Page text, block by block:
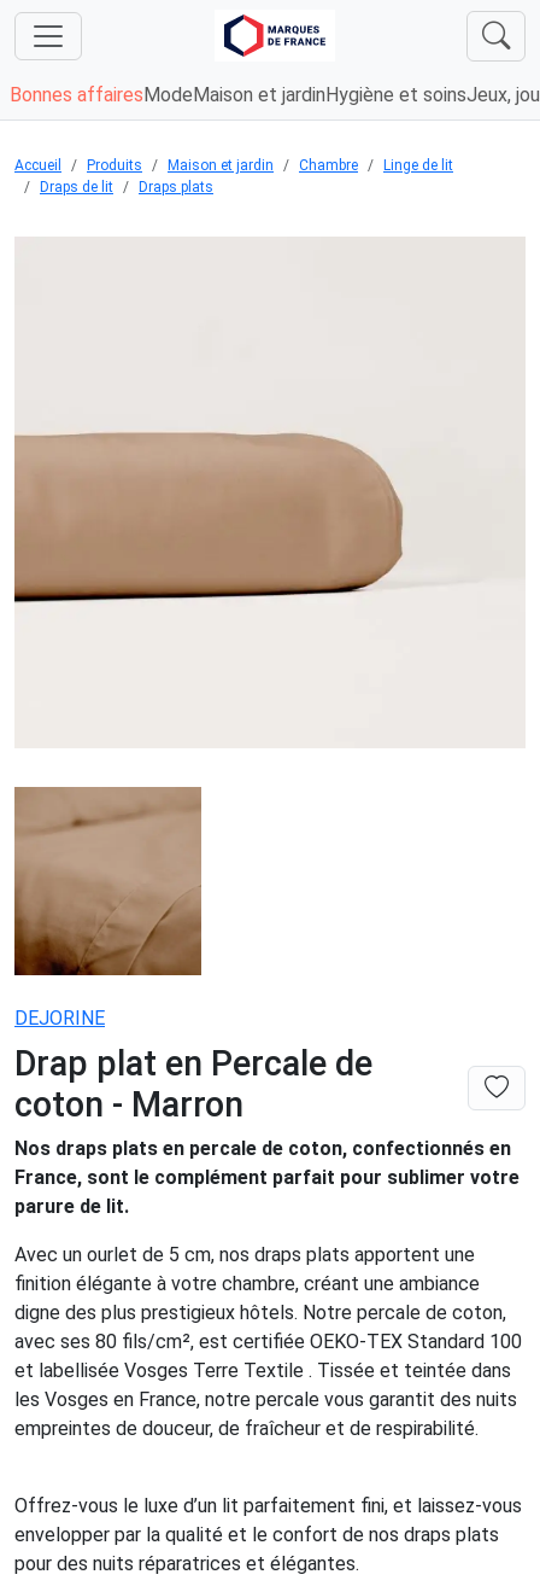
Bonnes affaires Mode Maison et jardin Hygiène et soinsJeux,
Accueil Produits Maison et jardin Chambre
Linge de lit
Draps de lit
Draps plats
DEJORINE
Drap plat en Percale de
coton - Marron
Nos draps plats en percale de coton, confectionnés en
France, sont le complément parfait pour sublimer votre
parure de lit.
Avec un ourlet de 5 cm, nos draps plats apportent une
finition élégante à votre chambre, créant une ambiance
digne des plus prestigieux hôtels. Notre percale de coton,
avec ses 80 fils/cm², est certifiée OEKO-TEX Standard 100
et labellisée Vosges Terre Textile . Tissée et teintée dans
les Vosges en France, notre percale vous garantit des nuits
empreintes de douceur, de fraîcheur et de respirabilité.
Offrez-vous le luxe d’un lit parfaitement fini, et laissez-vous
envelopper par la qualité et le confort de nos draps plats
pour des nuits réparatrices et élégantes.